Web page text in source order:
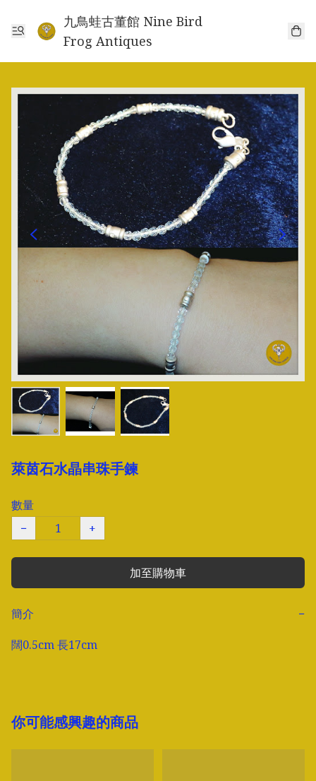
九鳥蛙古董館 Nine Bird
Frog Antiques
萊茵石水晶串珠手鍊
數量
−
+
加至購物車
簡介
−
闊0.5cm 長17cm
你可能感興趣的商品